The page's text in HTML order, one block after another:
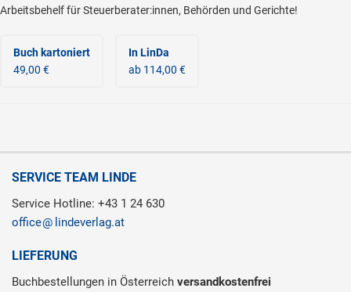
Arbeitsbehelf für Steuerberater:innen, Behörden und Gerichte!
Buch kartoniert
49,00 €
In LinDa
ab 114,00 €
SERVICE TEAM LINDE
Service Hotline: +43 1 24 630
office
lindeverlag.at
LIEFERUNG
Buchbestellungen in Österreich versandkostenfrei